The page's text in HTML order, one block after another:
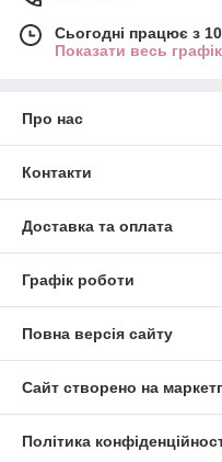
Сьогодні працює з
Показати весь
Про нас
Контакти
Доставка та оплата
Графік роботи
Повна версія сайту
Сайт створено на
Політика